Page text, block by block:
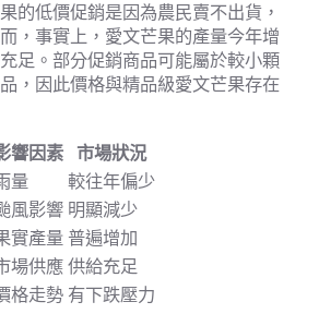
的低價促銷是因為農民賣不出貨，
，事實上，愛文芒果的產量今年增
足。部分促銷商品可能屬於較小顆
，因此價格與精品級愛文芒果存在
響因素 市場狀況
量
較往年偏少
風影響 明顯減少
實產量 普遍增加
場供應 供給充足
格走勢 有下跌壓力